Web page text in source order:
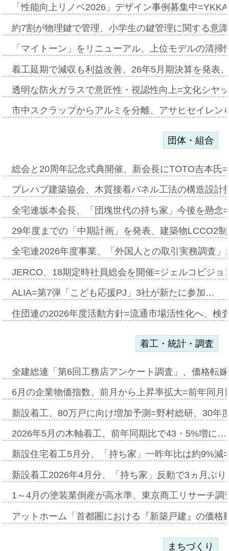
「性能向上リノベ2026」デザイン事例募集中
約7割が物理鍵で管理、小学生の鍵管理に関する意
「マイトーン」をリニューアル、上位モデルの清
着工延期で減収も利益改善、26年5月期決算を発表
透明な防火ガラスで意匠性・視認性向上=文化シヤ
市中スクラップからアルミを分離、アサヒセイレ
団体・組合
総会と20周年記念式典開催、新会長にTOTO吉本氏
プレハブ建築協会、木質接着パネル工法の構造設
全宅連坂本会長、「団塊世代の持ち家」今後を懸
29年度までの「中期計画」を発表、建築物LCCO2
全宅連2026年度事業、「外国人との取引実務調査
JERCO、18期定時社員総会を開催=ジェルコビジ
ALIA=第7弾「こども応援PJ」3社が新たに参加…
住団連の2026年度活動方針=流通市場活性化へ、検
着工・統計・調査
全建総連「第6回工務店アンケート調査」、価格転
6月の企業物価指数、前月から上昇率拡大=前年同
新設着工、80万戸に向け増加予測=野村総研、30年
2026年5月の木軸着工、前年同期比で43・5%増に…
新設住宅着工5月分、「持ち家」一昨年比は約9%
新設着工2026年4月分、「持ち家」反動で3ヵ月ぶ
1～4月の塗装業倒産が高水準、東京商工リサーチ
アットホーム「首都圏における『新築戸建』の価
まちづくり